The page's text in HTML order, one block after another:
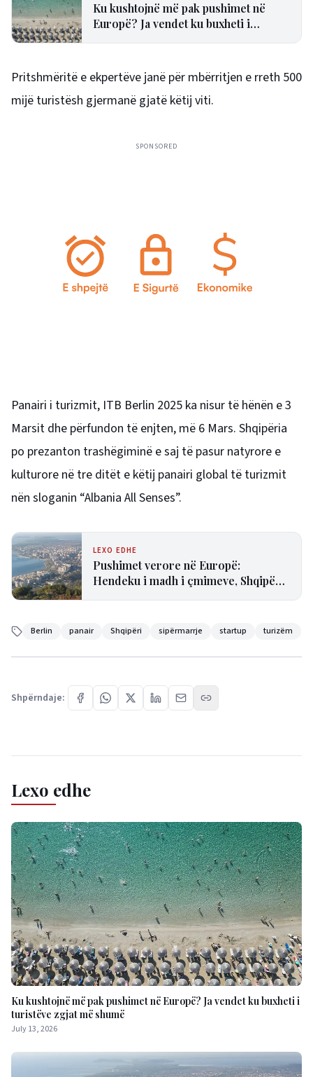
Ku kushtojnë më pak pushimet në
Europë? Ja vendet ku buxheti i
Pritshmëritë e ekpertëve janë për mbërritjen e rreth 500
mijë turistësh gjermanë gjatë këtij viti.
SPONSORED
Panairi i turizmit, ITB Berlin 2025 ka nisur të hënën e 3
Marsit dhe përfundon të enjten, më 6 Mars. Shqipëria
po prezanton trashëgiminë e saj të pasur natyrore e
kulturore në tre ditët e këtij panairi global të turizmit
nën sloganin “Albania All Senses”.
LEXO EDHE
Pushimet verore në Europë:
Hendeku i madh i çmimeve, Shqipëria
Berlin panair Shqipëri sipërmarrje startup turizëm
Shpërndaje:
Lexo edhe
Ku kushtojnë më pak pushimet në Europë? Ja vendet ku buxheti i
turistëve zgjat më shumë
July 13, 2026